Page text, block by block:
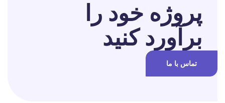
پروژه خود را
برآورد کنید
تماس با ما